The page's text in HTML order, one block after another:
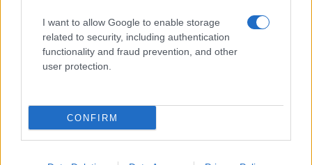
I want to allow Google to enable storage
related to security, including authentication
functionality and fraud prevention, and other
user protection.
CONFIRM
Giovannimaria Cabras